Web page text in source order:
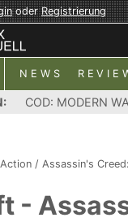
oderRegistrierung
NEWS
COD: MODERN
Action / Assassin's
-